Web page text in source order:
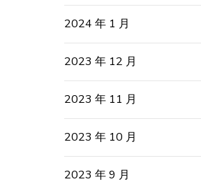
2024 年 1 月
2023 年 12 月
2023 年 11 月
2023 年 10 月
2023 年 9 月